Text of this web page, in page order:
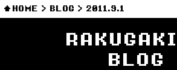
HOME BLOG 2011.9.1
BLOG